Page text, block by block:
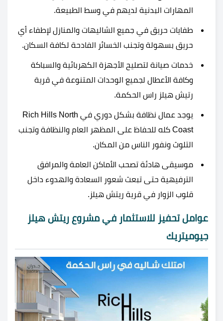
المهارات البدنية لديهم في وسط الطبيعة.
طفايات حريق في جميع الشاليهات والمنازل لإطفاء أي
حريق بسهولة وتجنب الخسائر الفادحة لكافة السكان.
خدمات صيانة لتصليح الأجهزة الكهربائية والسباكة
وكافة الأعطال لجميع الوحدات المتنوعة في قرية
رتيش هيلز راس الحكمة.
يوجد عمال نظافة بشكل دوري في Rich Hills North
Coast كله للحفاظ على المظهر العام والنظافة وتجنب
التلوث ونفور الناس من المكان.
موسيقى هادئة تصحب الأماكن العامة والمرافق
الترفيهية حتى تبعث شعور السعادة والهدوء داخل
قلوب الزوار في قرية ريتش هيلز.
عوامل تحفيز للاستثمار في مشروع ريتش هيلز
جيوميتريك